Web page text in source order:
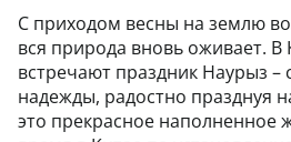
С приходом весны на землю
вся природа вновь оживает. В
встречают праздник Наурыз
надежды, радостно празднуя
это прекрасное наполненное